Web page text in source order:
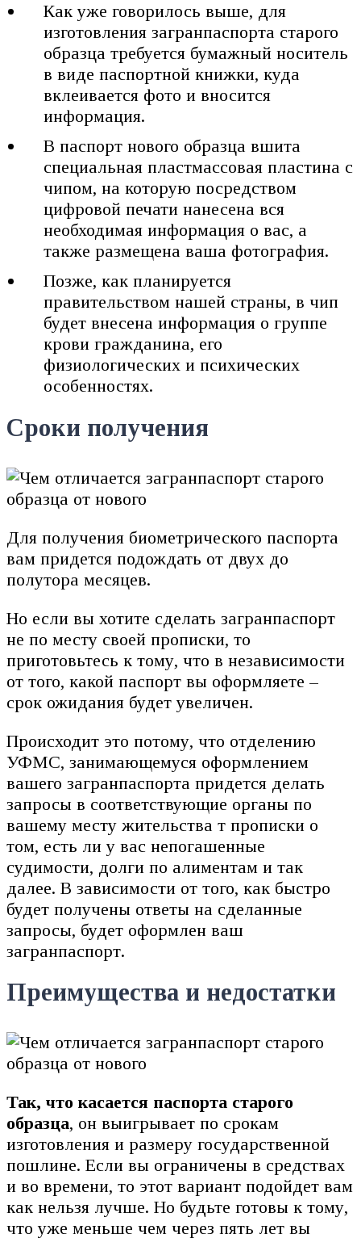
Как уже говорилось выше, для
изготовления загранпаспорта старого
образца требуется бумажный носитель
в виде паспортной книжки, куда
вклеивается фото и вносится
информация.
В паспорт нового образца вшита
специальная пластмассовая пластина с
чипом, на которую посредством
цифровой печати нанесена вся
необходимая информация о вас, а
также размещена ваша фотография.
Позже, как планируется
правительством нашей страны, в чип
будет внесена информация о группе
крови гражданина, его
физиологических и психических
особенностях.
Сроки получения
Для получения биометрического паспорта
вам придется подождать от двух до
полутора месяцев.
Но если вы хотите сделать загранпаспорт
не по месту своей прописки, то
приготовьтесь к тому, что в независимости
от того, какой паспорт вы оформляете –
срок ожидания будет увеличен.
Происходит это потому, что отделению
УФМС, занимающемуся оформлением
вашего загранпаспорта придется делать
запросы в соответствующие органы по
вашему месту жительства т прописки о
том, есть ли у вас непогашенные
судимости, долги по алиментам и так
далее. В зависимости от того, как быстро
будет получены ответы на сделанные
запросы, будет оформлен ваш
загранпаспорт.
Преимущества и недостатки
Так, что касается паспорта старого
образца, он выигрывает по срокам
изготовления и размеру государственной
пошлине. Если вы ограничены в средствах
и во времени, то этот вариант подойдет вам
как нельзя лучше. Но будьте готовы к тому,
что уже меньше чем через пять лет вы